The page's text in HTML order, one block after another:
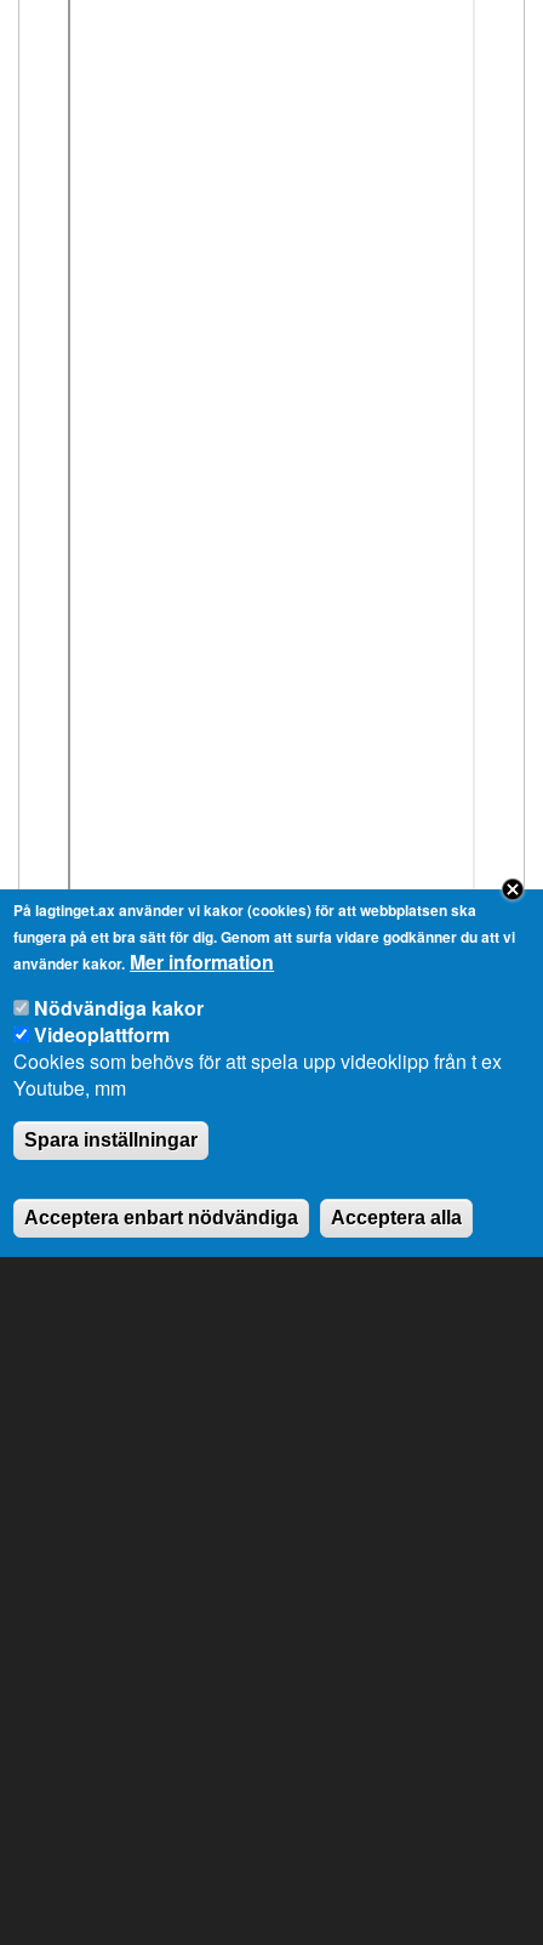
På lagtinget.ax använder vi kakor (cookies) för att webbplatsen ska
fungera på ett bra sätt för dig. Genom att surfa vidare godkänner du att vi
använder kakor. Mer information
Nödvändiga kakor
Videoplattform
Cookies som behövs för att spela upp videoklipp från t ex
Youtube, mm
Spara inställningar
Acceptera enbart nödvändiga Acceptera alla